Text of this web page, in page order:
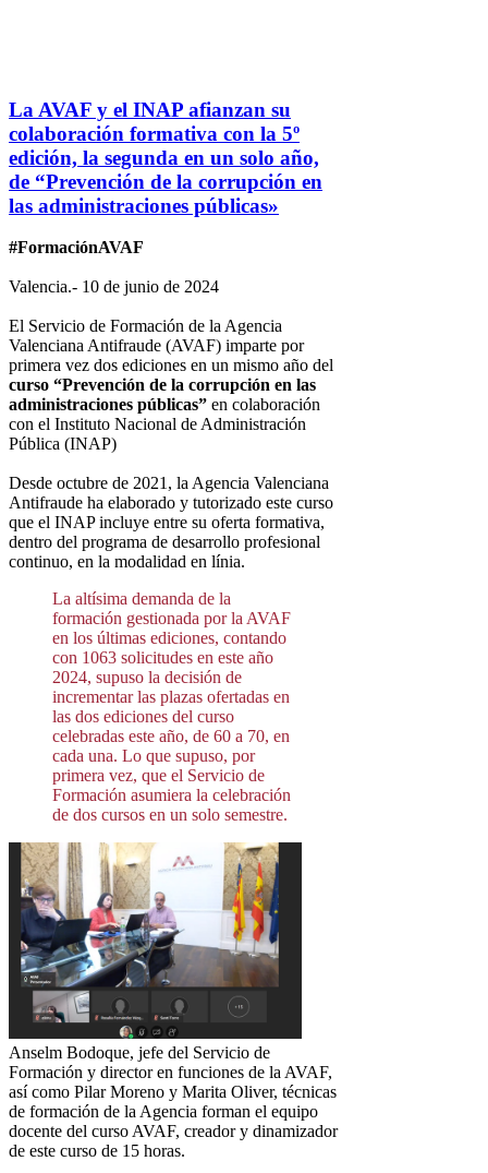
La AVAF y el INAP afianzan su
colaboración formativa con la 5º
edición, la segunda en un solo año,
de “Prevención de la corrupción en
las administraciones públicas»
#FormaciónAVAF
Valencia.- 10 de junio de 2024
El Servicio de Formación de la Agencia
Valenciana Antifraude (AVAF) imparte por
primera vez dos ediciones en un mismo año del
curso “Prevención de la corrupción en las
administraciones públicas” en colaboración
con el Instituto Nacional de Administración
Pública (INAP)
Desde octubre de 2021, la Agencia Valenciana
Antifraude ha elaborado y tutorizado este curso
que el INAP incluye entre su oferta formativa,
dentro del programa de desarrollo profesional
continuo, en la modalidad en línia.
La altísima demanda de la
formación gestionada por la AVAF
en los últimas ediciones, contando
con 1063 solicitudes en este año
2024, supuso la decisión de
incrementar las plazas ofertadas en
las dos ediciones del curso
celebradas este año, de 60 a 70, en
cada una. Lo que supuso, por
primera vez, que el Servicio de
Formación asumiera la celebración
de dos cursos en un solo semestre.
Anselm Bodoque, jefe del Servicio de
Formación y director en funciones de la AVAF,
así como Pilar Moreno y Marita Oliver, técnicas
de formación de la Agencia forman el equipo
docente del curso AVAF, creador y dinamizador
de este curso de 15 horas.